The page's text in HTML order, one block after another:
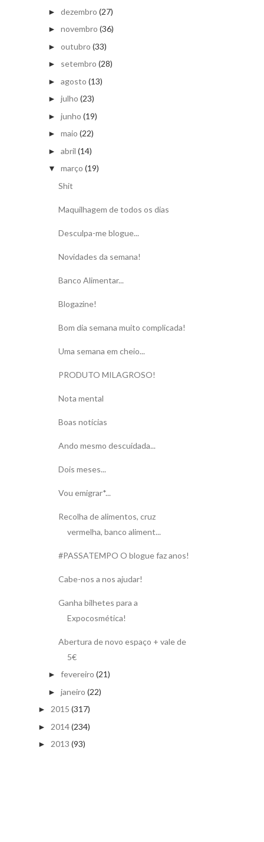
► dezembro (27)
► novembro (36)
► outubro (33)
► setembro (28)
► agosto (13)
► julho (23)
► junho (19)
► maio (22)
► abril (14)
▼ março (19)
Shit
Maquilhagem de todos os dias
Desculpa-me blogue...
Novidades da semana!
Banco Alimentar...
Blogazine!
Bom dia semana muito complicada!
Uma semana em cheio...
PRODUTO MILAGROSO!
Nota mental
Boas notícias
Ando mesmo descuidada...
Dois meses...
Vou emigrar*...
Recolha de alimentos, cruz
vermelha, banco aliment...
#PASSATEMPO O blogue faz anos!
Cabe-nos a nos ajudar!
Ganha bilhetes para a
Expocosmética!
Abertura de novo espaço + vale de
5€
► fevereiro (21)
► janeiro (22)
► 2015 (317)
► 2014(234)
► 2013 (93)